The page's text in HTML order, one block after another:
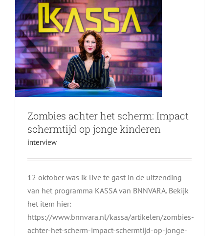
Zombies achter het scherm: Impact
schermtijd op jonge kinderen
interview
12 oktober was ik live te gast in de uitzending
van het programma KASSA van BNNVARA. Bekijk
het item hier:
https://www.bnnvara.nl/kassa/artikelen/zombies-
achter-het-scherm-impact-schermtijd-op-jonge-